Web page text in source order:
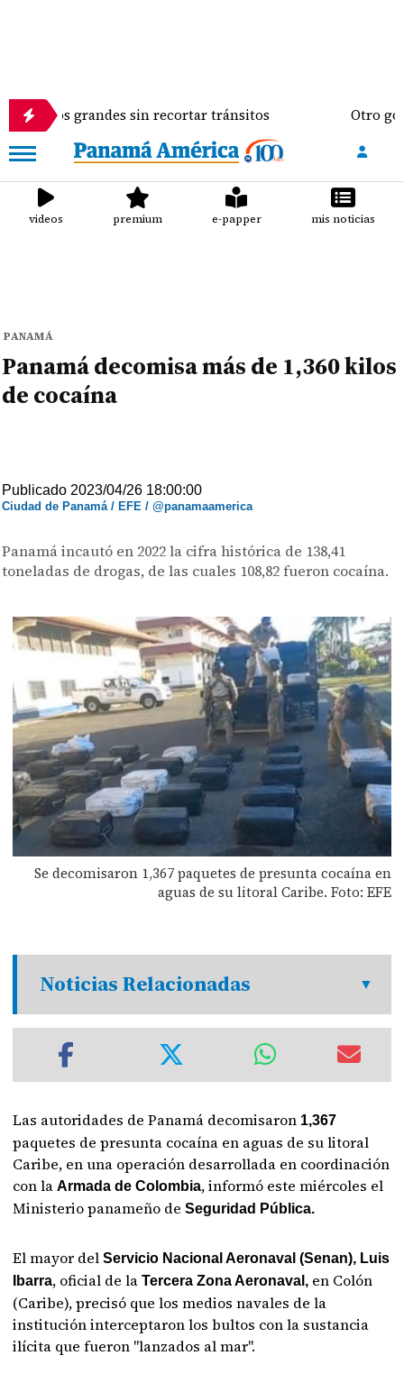
grandes sin recortar tránsitos Otro golpe al
videos premium e-papper mis noticias
PANAMÁ
Panamá decomisa más de 1,360 kilos
de cocaína
Publicado 2023/04/26 18:00:00
Ciudad de Panamá / EFE / @panamaamerica
Panamá incautó en 2022 la cifra histórica de 138,41
toneladas de drogas, de las cuales 108,82 fueron cocaína.
Se decomisaron 1,367 paquetes de presunta cocaína en
aguas de su litoral Caribe. Foto: EFE
Noticias Relacionadas
Las autoridades de Panamá decomisaron 1,367
paquetes de presunta cocaína en aguas de su litoral
Caribe, en una operación desarrollada en coordinación
con laArmada de Colombia, informó este miércoles el
Ministerio panameño deSeguridad Pública.
El mayor delServicio Nacional Aeronaval (Senan), Luis
Ibarra, oficial de la Tercera Zona Aeronaval, en Colón
(Caribe), precisó que los medios navales de la
institución interceptaron los bultos con la sustancia
ilícita que fueron "lanzados al mar".